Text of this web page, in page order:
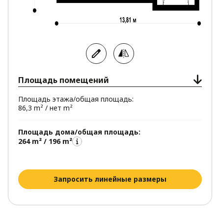
Площадь помещений
Площадь этажа/общая площадь:
86,3 m² / нет m²
Площадь дома/общая площадь:
264 m² / 196 m²
Запросить линейные размеры